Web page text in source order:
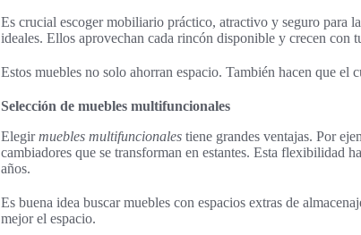
Es crucial escoger mobiliario práctico, atractivo y seguro para
ideales. Ellos aprovechan cada rincón disponible y crecen con
Estos muebles no solo ahorran espacio. También hacen que el
Selección de muebles multifuncionales
Elegirmuebles multifuncionales tiene grandes ventajas. Por
cambiadores que se transforman en estantes. Esta flexibilidad
años.
Es buena idea buscar muebles con espacios extras de
mejor el espacio.